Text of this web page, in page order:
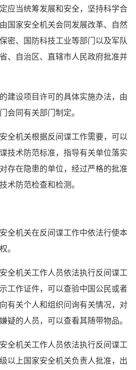
应当统筹发展和安全，坚持科学合
国家安全机关会同发展改革、自然
密、国防科技工业等部门以及军队
、自治区、直辖市人民政府批准并
建设项目许可的具体实施办法，由
会同有关部门制定。
全机关根据反间谍工作需要，可以
技术防范标准，指导有关单位落实
存在隐患的单位，经过严格的批准
术防范检查和检测。
全机关在反间谍工作中依法行使本
。
全机关工作人员依法执行反间谍工
工作证件，可以查验中国公民或者
有关个人和组织问询有关情况，对
疑的人员，可以查看其随带物品。
全机关工作人员依法执行反间谍工
以上国家安全机关负责人批准，出